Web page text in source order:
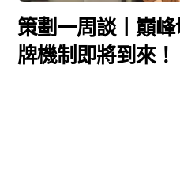
策劃一周談丨巔
牌機制即將到來！